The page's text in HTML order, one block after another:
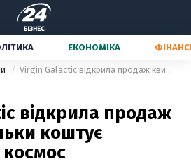
ЕКОНОМІКА
Virgin Galactic відкрила продаж квитків: скільки коштує мандрівка у космос
відкрила продаж
коштує
космос